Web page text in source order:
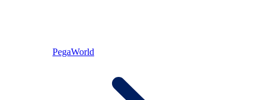
PegaWorld